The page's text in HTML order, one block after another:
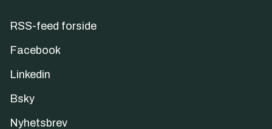
RSS-feed forside
Facebook
Linkedin
Bsky
Nyhetsbrev